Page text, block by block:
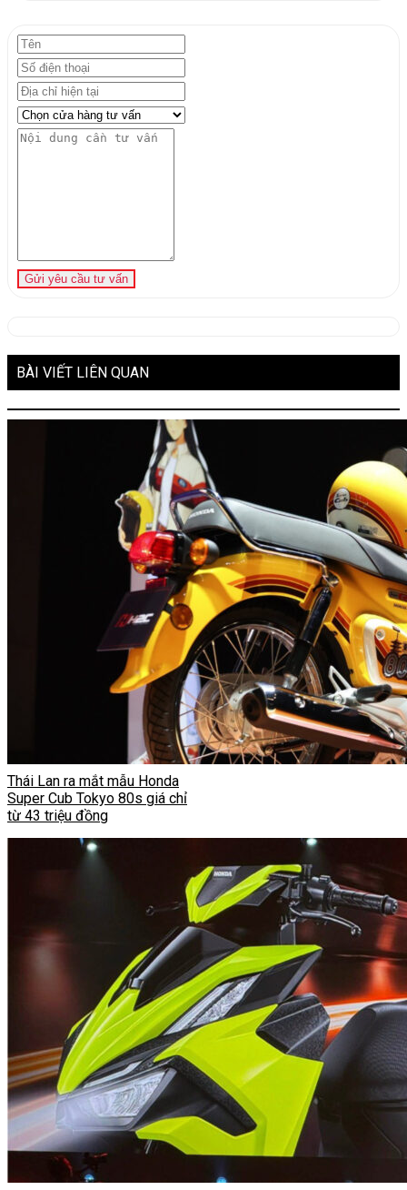
Gửi yêu cầu tư vấn
BÀI VIẾT LIÊN QUAN
Thái Lan ra mắt mẫu Honda
Super Cub Tokyo 80s giá chỉ
từ 43 triệu đồng